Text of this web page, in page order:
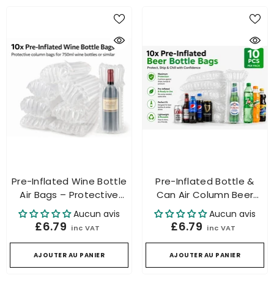
Pre-Inflated Wine Bottle
Air Bags – Protective
Packaging For 750ml
Bottles
Aucun avis
£6.79 inc VAT
AJOUTER AU PANIER
Pre-Inflated Bottle &
Can Air Column Beer
Bags – Protective
Packaging For Beer &
Aucun avis
£6.79 inc VAT
AJOUTER AU PANIER